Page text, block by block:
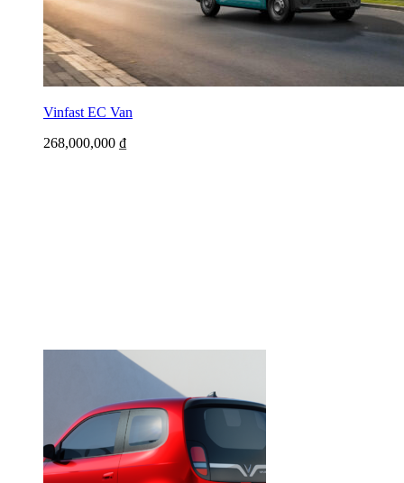
Vinfast EC Van
268,000,000 ₫